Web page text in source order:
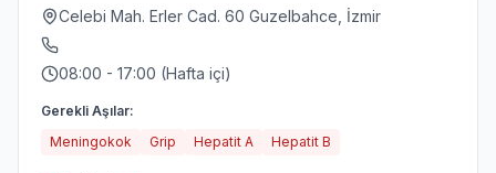
Celebi Mah. Erler Cad. 60 Guzelbahce, İzmir
08:00 - 17:00 (Hafta içi)
Gerekli Aşılar:
Meningokok
Grip Hepatit A Hepatit B